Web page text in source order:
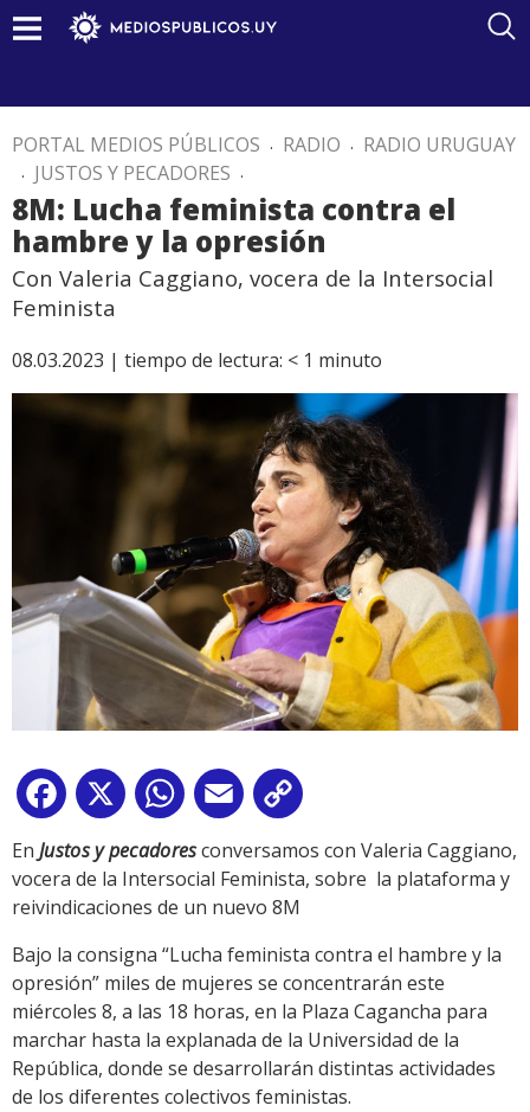
PORTAL MEDIOS PÚBLICOS . RADIO . RADIO URUGUAY
. JUSTOS Y PECADORES .
8M: Lucha feminista contra el
hambre y la opresión
Con Valeria Caggiano, vocera de la Intersocial
Feminista
08.03.2023 | tiempo de lectura: < 1 minuto
Facebook
X WhatsApp
Email
Link
En Justos y pecadoresconversamos con Valeria Caggiano,
vocera de la Intersocial Feminista, sobre la plataforma y
reivindicaciones de un nuevo 8M
Bajo la consigna “Lucha feminista contra el hambre y la
opresión” miles de mujeres se concentrarán este
miércoles 8, a las 18 horas, en la Plaza Cagancha para
marchar hasta la explanada de la Universidad de la
República, donde se desarrollarán distintas actividades
de los diferentes colectivos feministas.